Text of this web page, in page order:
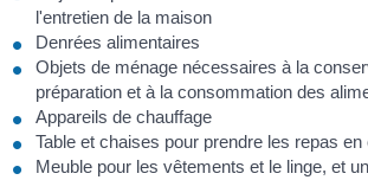
l'entretien de la maison
Denrées alimentaires
Objets de ménage nécessaires à la
préparation et à la consommation des
Appareils de chauffage
Table et chaises pour prendre les repas
Meuble pour les vêtements et le linge, et